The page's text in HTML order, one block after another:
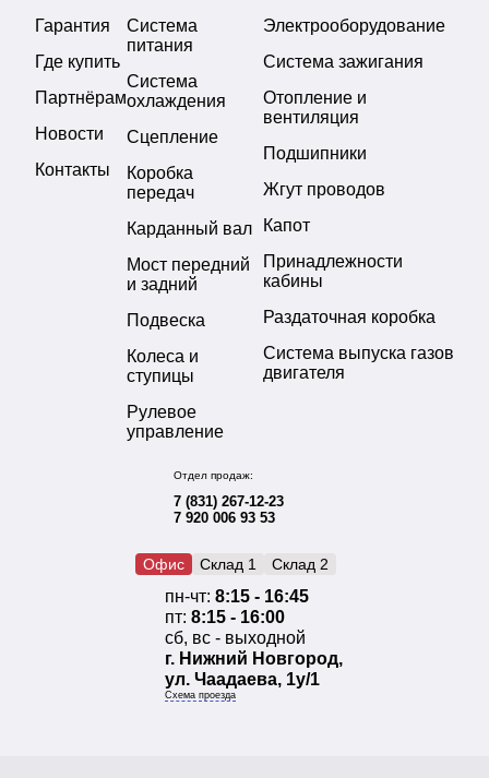
Гарантия
Где купить
Партнёрам
Новости
Контакты
Система
питания
Система
охлаждения
Сцепление
Коробка
передач
Карданный вал
Мост передний
и задний
Подвеска
Колеса и
ступицы
Рулевое
управление
Электрооборудование
Система зажигания
Отопление и
вентиляция
Подшипники
Жгут проводов
Капот
Принадлежности
кабины
Раздаточная коробка
Система выпуска газов
двигателя
Отдел продаж:
7 (831) 267-12-23
7 920 006 93 53
Офис Склад 1 Склад 2
пн-чт: 8:15 - 16:45
пт: 8:15 - 16:00
сб, вс - выходной
г. Нижний Новгород,
ул. Чаадаева, 1у/1
Схема проезда